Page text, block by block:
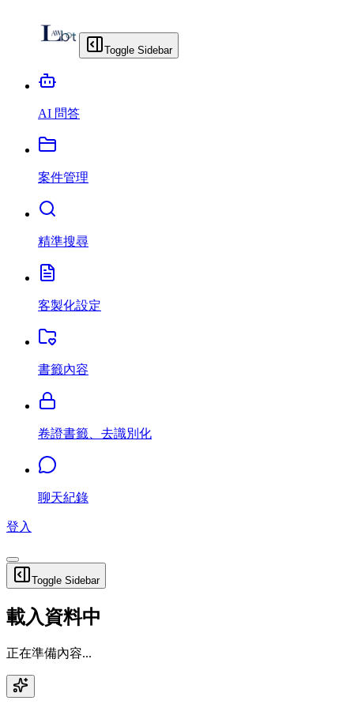
Toggle Sidebar
AI 問答
案件管理
精準搜尋
客製化設定
書籤內容
卷證書籤、去識別化
聊天紀錄
登入
Toggle Sidebar
載入資料中
正在準備內容...